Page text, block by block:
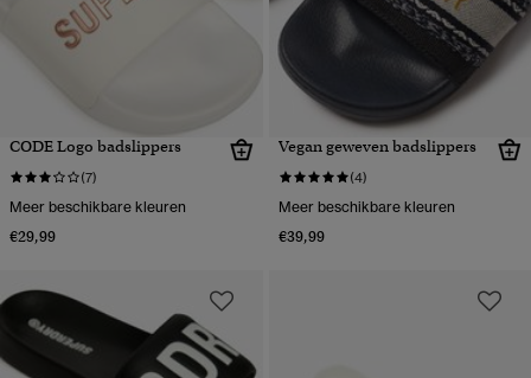
CODE Logo badslippers
(7)
Meer beschikbare kleuren
€29,99
Vegan geweven badslippers
(4)
Meer beschikbare kleuren
€39,99